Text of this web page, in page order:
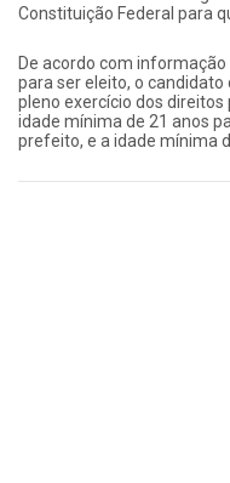
Constituição Federal para
De acordo com informação
para ser eleito, o
pleno exercício dos
idade mínima de 21 anos
prefeito, e a idade mínima